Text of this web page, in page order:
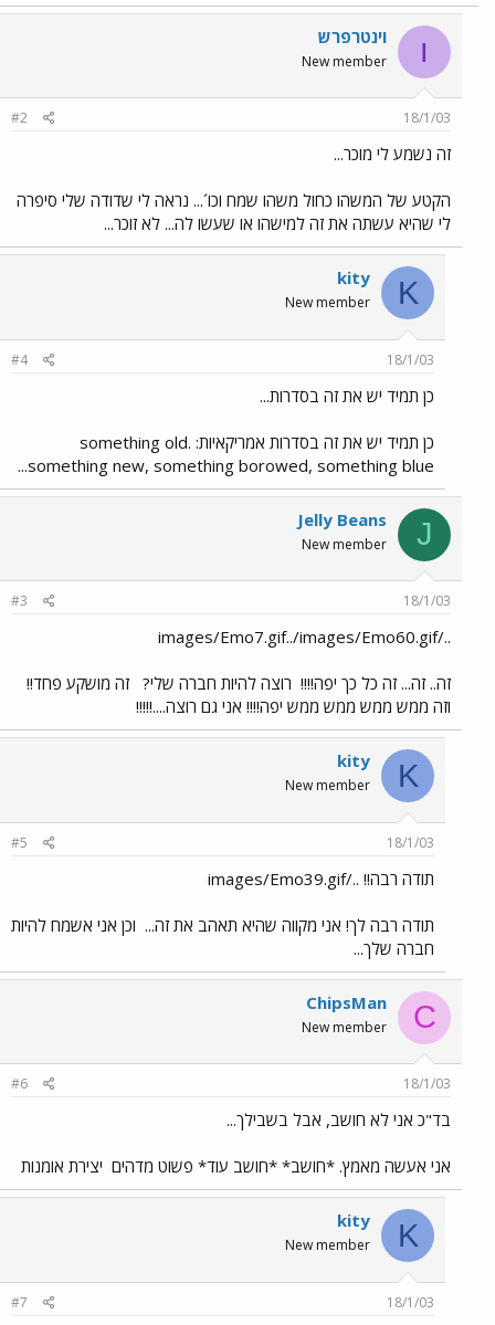
ו וינטרפרש
New member
18/1/03
#2
זה נשמע לי מוכר...
הקטע של המשהו כחול משהו שמח וכו´... נראה לי שדודה שלי סיפרה
לי שהיא עשתה את זה למישהו או שעשו לה... לא זוכר...
K
kity
New member
18/1/03
#4
כן תמיד יש את זה בסדרות...
כן תמיד יש את זה בסדרות אמריקאיות: something old.
something new, something borowed, something blue...
J
Jelly Beans
New member
18/1/03
#3
../images/Emo7.gif../images/Emo60.gif
זה.. זה... זה כל כך יפה!!!! רוצה להיות חברה שלי? זה מושקע פחד!!
וזה ממש ממש ממש ממש יפה!!!! אני גם רוצה....!!!!!
K
kity
New member
18/1/03
#5
תודה רבה!! ../images/Emo39.gif
תודה רבה לך! אני מקווה שהיא תאהב את זה... וכן אני אשמח להיות
חברה שלך...
C
ChipsMan
New member
18/1/03
#6
בד"כ אני לא חושב, אבל בשבילך...
אני אעשה מאמץ. *חושב* *חושב עוד* פשוט מדהים יצירת אומנות
K
kity
New member
18/1/03
#7